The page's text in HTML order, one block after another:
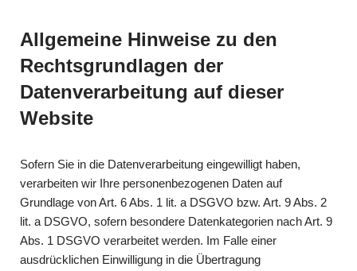
Allgemeine Hinweise zu den
Rechtsgrundlagen der
Datenverarbeitung auf dieser
Website
Sofern Sie in die Datenverarbeitung eingewilligt haben,
verarbeiten wir Ihre personenbezogenen Daten auf
Grundlage von Art. 6 Abs. 1 lit. a DSGVO bzw. Art. 9 Abs. 2
lit. a DSGVO, sofern besondere Datenkategorien nach Art. 9
Abs. 1 DSGVO verarbeitet werden. Im Falle einer
ausdrücklichen Einwilligung in die Übertragung